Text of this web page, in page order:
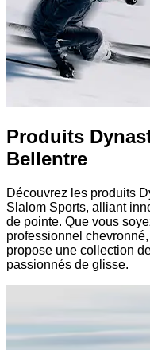
Produits
Bellentre
Découvrez les produits
Slalom Sports, alliant
de pointe. Que vous
professionnel
propose une collection
passionnés de glisse.